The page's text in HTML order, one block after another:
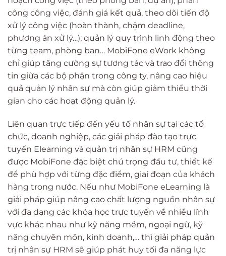
công công việc, đánh giá kết quả, theo dõi tiến độ
xử lý công việc (hoàn thành, chậm deadline,
phương án xử lý…); quản lý quy trình linh động theo
từng team, phòng ban… MobiFone eWork không
chỉ giúp tăng cường sự tương tác và trao đổi thông
tin giữa các bộ phận trong công ty, nâng cao hiệu
quả quản lý nhân sự mà còn giúp giảm thiểu thời
gian cho các hoạt động quản lý.
Liên quan trực tiếp đến yếu tố nhân sự tại các tổ
chức, doanh nghiệp, các giải pháp đào tạo trực
tuyến Elearning và quản trị nhân sự HRM cũng
được MobiFone đặc biệt chú trọng đầu tư, thiết kế
để phù hợp với từng đặc điểm, giai đoạn của khách
hàng trong nước. Nếu như MobiFone eLearning là
giải pháp giúp nâng cao chất lượng nguồn nhân sự
với đa dạng các khóa học trực tuyến về nhiều lĩnh
vực khác nhau như kỹ năng mềm, ngoại ngữ, kỹ
năng chuyên môn, kinh doanh,… thì giải pháp quản
trị nhân sự HRM sẽ giúp phát huy tối đa năng lực